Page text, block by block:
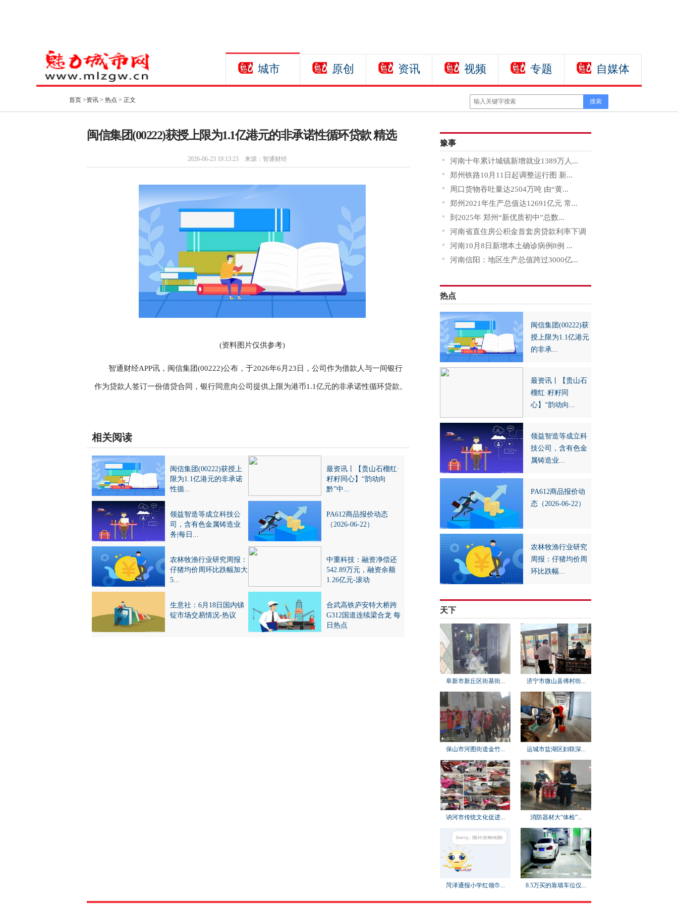
城市 原创 资讯 视频 专题 自媒体
首页 >资讯 > 热点 > 正文
闽信集团(00222)获授上限为1.1亿港元的非承诺性循环贷款 精选
2026-06-23 19:13:23 来源：智通财经
(资料图片仅供参考)
智通财经APP讯，闽信集团(00222)公布，于2026年6月23日，公司作为借款人与一间银行
作为贷款人签订一份借贷合同，银行同意向公司提供上限为港币1.1亿元的非承诺性循环贷款。
相关阅读
闽信集团(00222)获授上
限为1.1亿港元的非承诺
性循...
最资讯丨【贵山石榴红·
籽籽同心】“韵动向
黔”中...
领益智造等成立科技公
司，含有色金属铸造业
务|每日...
PA612商品报价动态
（2026-06-22）
农林牧渔行业研究周报：
仔猪均价周环比跌幅加大
5...
中重科技：融资净偿还
542.89万元，融资余额
1.26亿元-滚动
生意社：6月18日国内锑
锭市场交易情况-热议
合武高铁庐安特大桥跨
G312国道连续梁合龙 每
日热点
豫事
河南十年累计城镇新增就业1389万人...
郑州铁路10月11日起调整运行图 新...
周口货物吞吐量达2504万吨 由“黄...
郑州2021年生产总值达12691亿元 常...
到2025年 郑州“新优质初中”总数...
河南省直住房公积金首套房贷款利率下调
河南10月8日新增本土确诊病例8例 ...
河南信阳：地区生产总值跨过3000亿...
热点
闽信集团(00222)获
授上限为1.1亿港元
的非承...
最资讯丨【贵山石
榴红·籽籽同
心】“韵动向...
领益智造等成立科
技公司，含有色金
属铸造业...
PA612商品报价动
态（2026-06-22）
农林牧渔行业研究
周报：仔猪均价周
环比跌幅...
天下
阜新市新丘区街基街... 济宁市微山县傅村街...
保山市河图街道金竹... 运城市盐湖区妇联深...
讷河市传统文化促进... 消防器材大“体检”...
菏泽通报小学红领巾... 8.5万买的靠墙车位仅...